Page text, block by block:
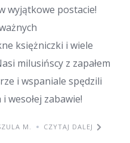
wyjątkowe postacie!
księżniczki i wiele
milusińscy z zapałem
i wspaniale spędzili
wesołej zabawie!
M. CZYTAJ DALEJ